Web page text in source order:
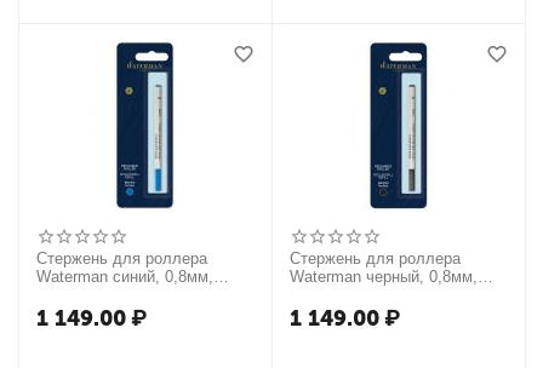
Стержень для роллера
Waterman синий, 0,8мм,
1 149.00₽
Стержень для роллера
Waterman черный, 0,8мм,
1 149.00₽